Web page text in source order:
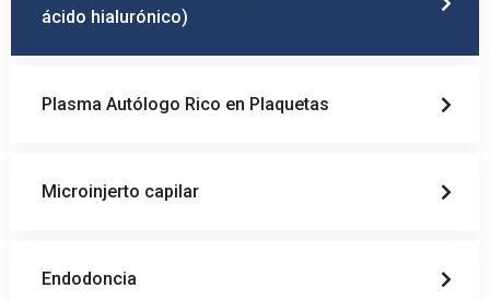
ácido hialurónico)
Plasma Autólogo Rico en Plaquetas
Microinjerto capilar
Endodoncia